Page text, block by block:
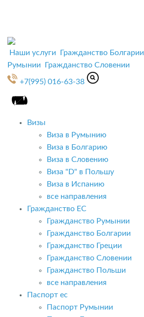
Наши услуги Гражданство Болгарии
Румынии
Гражданство Словении
+7(995) 016-63-38
Визы
Виза в Румынию
Виза в Болгарию
Виза в Словению
Виза "D" в Польшу
Виза в Испанию
все направления
Гражданство ЕС
Гражданство Румынии
Гражданство Болгарии
Гражданство Греции
Гражданство Словении
Гражданство Польши
все направления
Паспорт ес
Паспорт Румынии